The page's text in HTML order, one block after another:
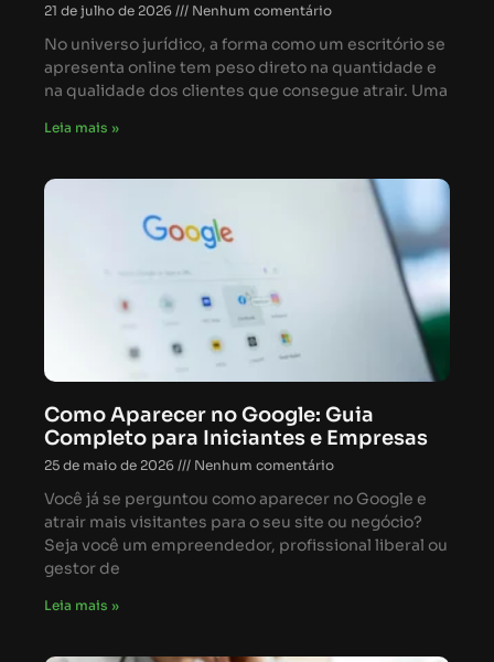
21 de julho de 2026 Nenhum comentário
No universo jurídico, a forma como um escritório se
apresenta online tem peso direto na quantidade e
na qualidade dos clientes que consegue atrair. Uma
Leia mais »
Como Aparecer no Google: Guia
Completo para Iniciantes e Empresas
25 de maio de 2026 Nenhum comentário
Você já se perguntou como aparecer no Google e
atrair mais visitantes para o seu site ou negócio?
Seja você um empreendedor, profissional liberal ou
gestor de
Leia mais »